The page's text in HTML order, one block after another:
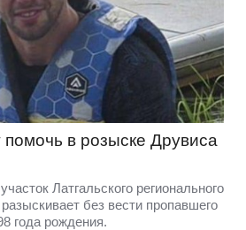
в розыске Друвиса
Латгальского регионального
без вести пропавшего
года рождения.